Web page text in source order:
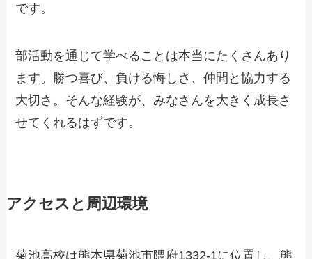
です。
部活動を通じて学べることは本当にたくさんあり
ます。勝つ喜び、負ける悔しさ、仲間と協力する
大切さ。そんな経験が、みなさんを大きく成長さ
せてくれるはずです。
アクセスと周辺環境
菊池高校は熊本県菊池市隈府1332-1に位置し、熊